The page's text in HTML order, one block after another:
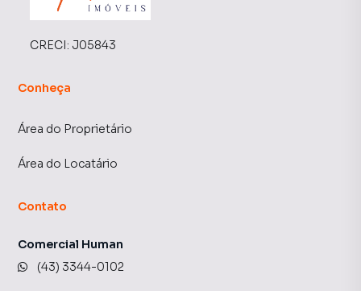
CRECI: J05843
Conheça
Área do Proprietário
Área do Locatário
Contato
Comercial Human
(43) 3344-0102